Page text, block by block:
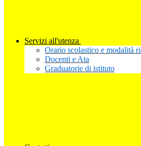
Servizi all'utenza
Orario scolastico e modalità
Docenti e Ata
Graduatorie di istituto